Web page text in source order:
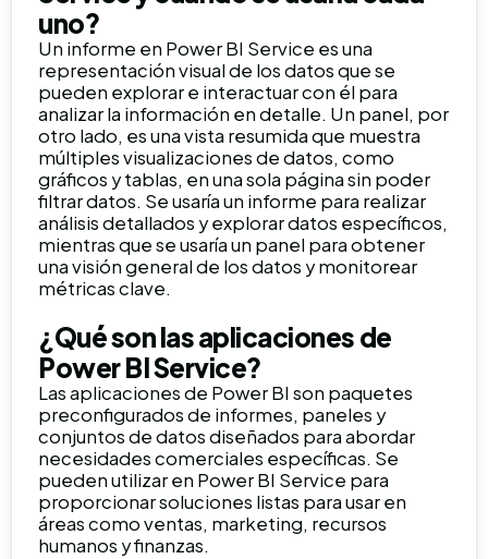
uno?
Un informe en Power BI Service es una
representación visual de los datos que se
pueden explorar e interactuar con él para
analizar la información en detalle. Un panel, por
otro lado, es una vista resumida que muestra
múltiples visualizaciones de datos, como
gráficos y tablas, en una sola página sin poder
filtrar datos. Se usaría un informe para realizar
análisis detallados y explorar datos específicos,
mientras que se usaría un panel para obtener
una visión general de los datos y monitorear
métricas clave.
¿Qué son las aplicaciones de
Power BI Service?
Las aplicaciones de Power BI son paquetes
preconfigurados de informes, paneles y
conjuntos de datos diseñados para abordar
necesidades comerciales específicas. Se
pueden utilizar en Power BI Service para
proporcionar soluciones listas para usar en
áreas como ventas, marketing, recursos
humanos y finanzas.